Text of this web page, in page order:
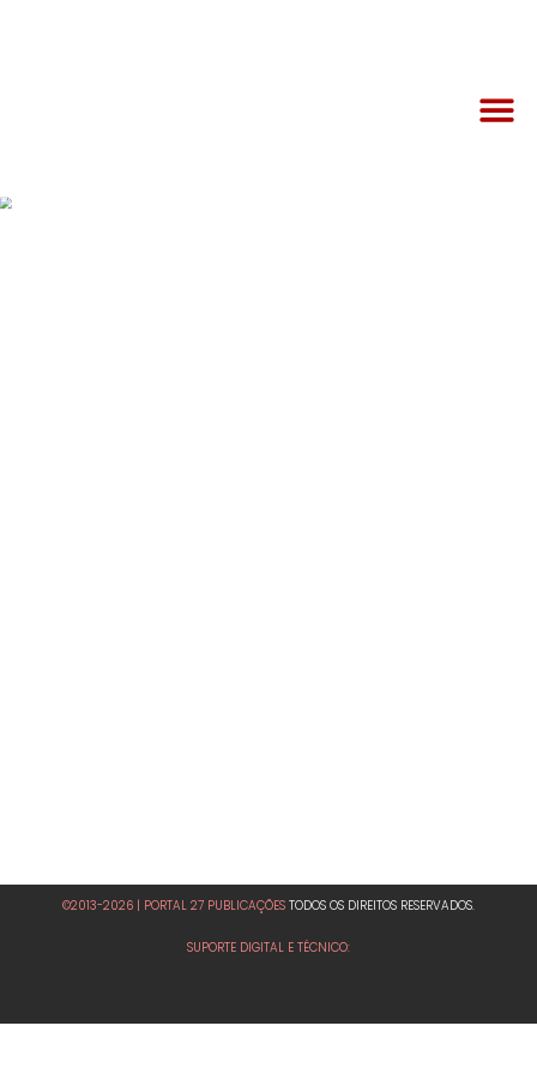
©2013-2026 | PORTAL 27 PUBLICAÇÕES TODOS OS DIREITOS RESERVADOS.
SUPORTE DIGITAL E TÉCNICO: